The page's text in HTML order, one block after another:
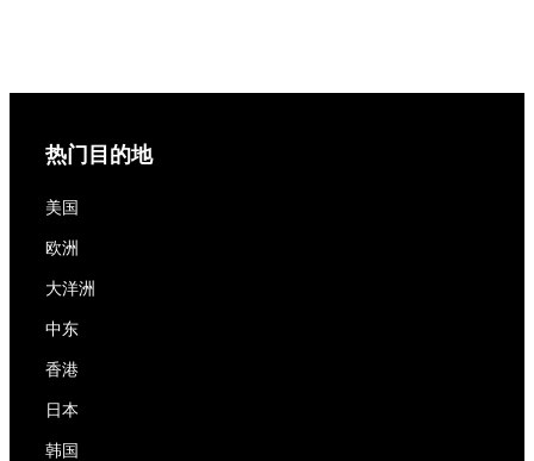
热门目的地
美国
欧洲
大洋洲
中东
香港
日本
韩国